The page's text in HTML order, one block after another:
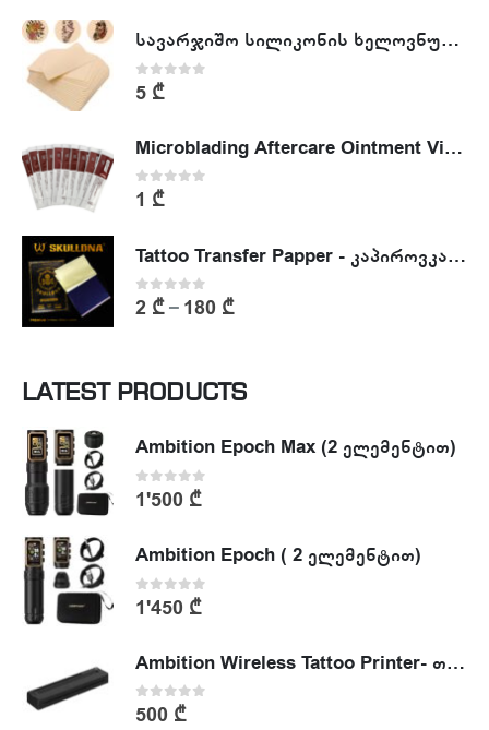
სავარჯიშო სილიკონის ხელოვნური კანი - Tattoo Practike skin
0out of 5
5 ₾
Microblading Aftercare Ointment Vitamin A&D
0 out of 5
1 ₾
Tattoo Transfer Papper - კაპიროვკა - ტატუს ესკიზის კოპირების ქაღალდი
0out of 5
2 ₾– 180 ₾
LATEST PRODUCTS
Ambition Epoch Max (2 ელემენტით)
0out of 5
1'500 ₾
Ambition Epoch ( 2 ელემენტით)
0out of 5
1'450 ₾
Ambition Wireless Tattoo Printer- თერმული პრინტერი
0out of 5
500 ₾